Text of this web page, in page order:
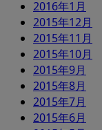
2016年1月
2015年12月
2015年11月
2015年10月
2015年9月
2015年8月
2015年7月
2015年6月